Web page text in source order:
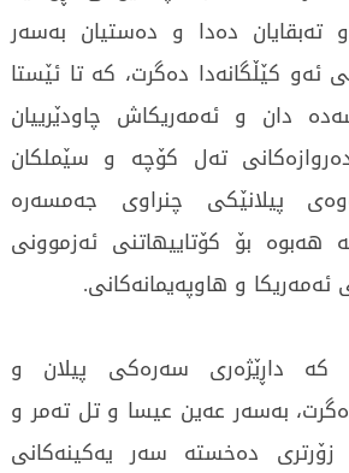
و تەبقايان دەدا و دەستيان بەسەر
ئەو كێڵگانەدا دەگرت، كە تا ئێستا
دان و ئەمەريكاش چاودێرييان
تەل كۆچە و سێملكان
پيلانێكى چنراوى جەمسەرە
هەبوە بۆ كۆتاييهاتنى ئەزموونى
ئەمەريكا و هاوپەيمانەكانى.
كە داڕێژەرى سەرەكى پيلان و
بەسەر عەين عيسا و تل تەمر و
دەخستە سەر يەكينەكانى